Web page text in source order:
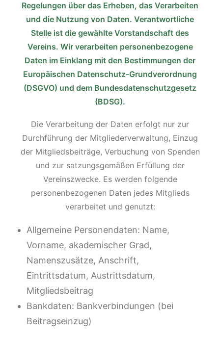
Regelungen über das Erheben, das Verarbeiten
und die Nutzung von Daten. Verantwortliche
Stelle ist die gewählte Vorstandschaft des
Vereins. Wir verarbeiten personenbezogene
Daten im Einklang mit den Bestimmungen der
Europäischen Datenschutz-Grundverordnung
(DSGVO) und dem Bundesdatenschutzgesetz
(BDSG).
Die Verarbeitung der Daten erfolgt nur zur
Durchführung der Mitgliederverwaltung, Einzug
der Mitgliedsbeiträge, Verbuchung von Spenden
und zur satzungsgemäßen Erfüllung der
Vereinszwecke. Es werden folgende
personenbezogenen Daten jedes Mitglieds
verarbeitet und genutzt:
Allgemeine Personendaten: Name,
Vorname, akademischer Grad,
Namenszusätze, Anschrift,
Eintrittsdatum, Austrittsdatum,
Mitgliedsbeitrag
Bankdaten: Bankverbindungen (bei
Beitragseinzug)